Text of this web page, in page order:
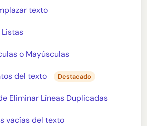
texto
o Mayúsculas
del texto Destacado
Eliminar Líneas Duplicadas
vacías del texto